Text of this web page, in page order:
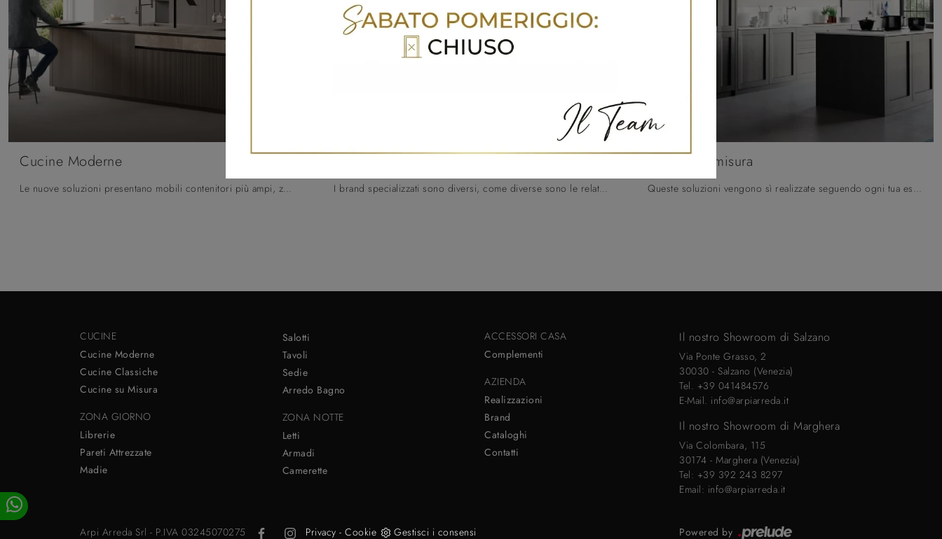
Cucine Moderne
Le nuove soluzioni presentano mobili contenitori più ampi, zoccoli ribassati, moduli più profondi ed elementi dal design sviluppato in altezza, per permettere una maggiore organizzazione dell'ambiente.
Cucine Classiche
I brand specializzati sono diversi, come diverse sono le relative collezioni in stile classico, retrò e rustico che troverai nel nostro rifornito negozio, tutte componibili in modo creativo in base alle esigenze di ogni cliente.
Cucine su misura
Queste soluzioni vengono sì realizzate seguendo ogni tua esigenza, ma spesso presentano un costo non proprio abbordabile, dovuto all’alta qualità dei manufatti e al lavoro di designer di interni e consulenti specializzati.
CUCINE
Cucine Moderne
Cucine Classiche
Cucine su Misura
ZONA GIORNO
Librerie
Pareti Attrezzate
Madie
Salotti
Tavoli
Sedie
Arredo Bagno
ZONA NOTTE
Letti
Armadi
Camerette
ACCESSORI CASA
Complementi
AZIENDA
Realizzazioni
Brand
Cataloghi
Contatti
Il nostro Showroom di Salzano
Via Ponte Grasso, 2
30030 - Salzano (Venezia)
Tel. +39 041484576
E-Mail. info@arpiarreda.it
Il nostro Showroom di Marghera
Via Colombara, 115
30174 - Marghera (Venezia)
Tel: +39 392 243 8297
Email: info@arpiarreda.it
Arpi Arreda Srl - P.IVA 03245070275 Privacy - Cookie Gestisci i consensi Powered by